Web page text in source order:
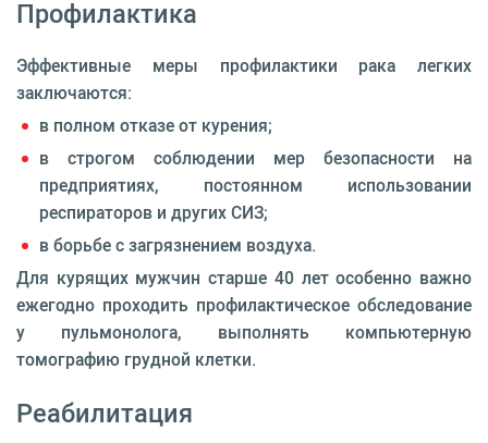
Профилактика
Эффективные меры профилактики рака легких
заключаются:
в полном отказе от курения;
в строгом соблюдении мер безопасности на
предприятиях, постоянном использовании
респираторов и других СИЗ;
в борьбе с загрязнением воздуха.
Для курящих мужчин старше 40 лет особенно важно
ежегодно проходить профилактическое обследование
у пульмонолога, выполнять компьютерную
томографию грудной клетки.
Реабилитация